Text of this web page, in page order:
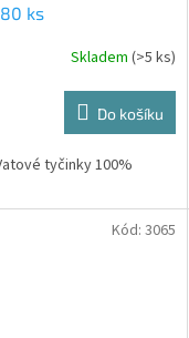
ks
Skladem (>5 ks)
Do košíku
tyčinky 100%
Kód: 3065